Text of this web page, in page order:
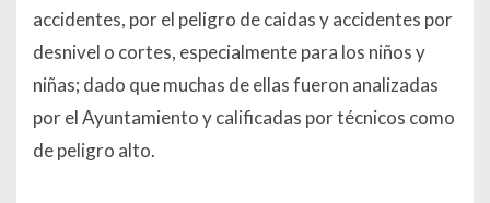
accidentes, por el peligro de caidas y accidentes por
desnivel o cortes, especialmente para los niños y
niñas; dado que muchas de ellas fueron analizadas
por el Ayuntamiento y calificadas por técnicos como
de peligro alto.